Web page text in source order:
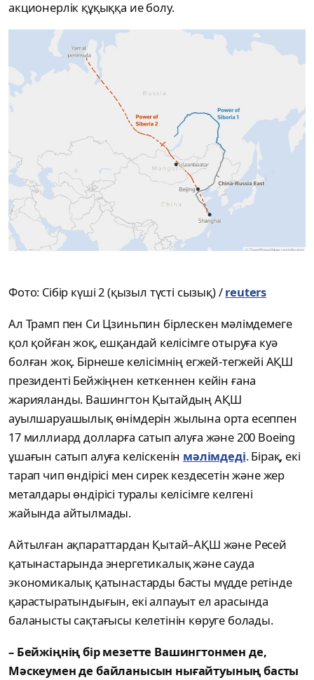
акционерлік құқыққа ие болу.
Фото: Сібір күші 2 (қызыл түсті сызық) /reuters
Ал Трамп пен Си Цзиньпин бірлескен мәлімдемеге
қол қойған жоқ, ешқандай келісімге отыруға куә
болған жоқ. Бірнеше келісімнің егжей-тегжейі АҚШ
президенті Бейжіңнен кеткеннен кейін ғана
жарияланды. Вашингтон Қытайдың АҚШ
ауылшаруашылық өнімдерін жылына орта есеппен
17 миллиард долларға сатып алуға және 200 Boeing
ұшағын сатып алуға келіскенін мәлімдеді. Бірақ, екі
тарап чип өндірісі мен сирек кездесетін және жер
металдары өндірісі туралы келісімге келгені
жайында айтылмады.
Айтылған ақпараттардан Қытай–АҚШ және Ресей
қатынастарында энергетикалық және сауда
экономикалық қатынастарды басты мүдде ретінде
қарастыратындығын, екі алпауыт ел арасында
баланысты сақтағысы келетінін көруге болады.
– Бейжіңнің бір мезетте Вашингтонмен де,
Мәскеумен де байланысын нығайтуының басты